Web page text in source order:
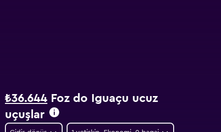
₺36.644 Foz do Iguaçu ucuz
uçuşlar